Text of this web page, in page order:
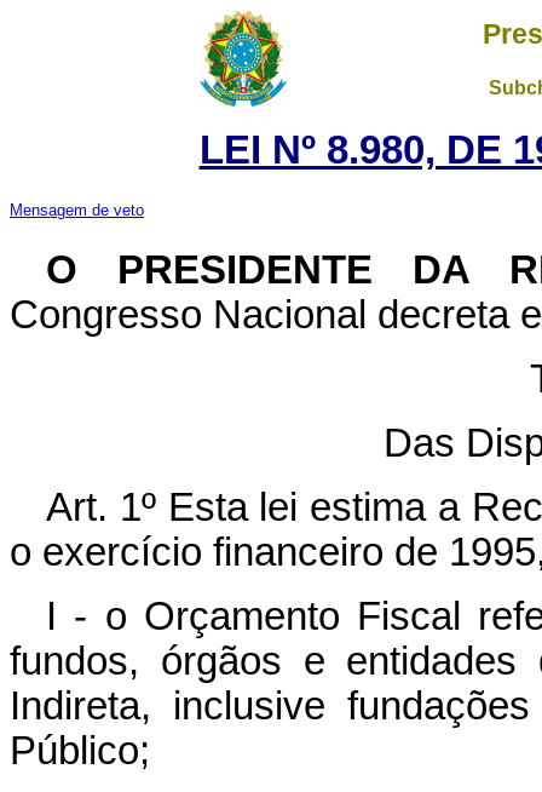
LEI Nº 8.980, DE
Mensagem de veto
O PRESIDENTE DA
Congresso Nacional decreta
Das
Art. 1º Esta lei estima a
o exercício financeiro de
I - o Orçamento Fiscal
fundos, órgãos e entidades
Indireta, inclusive
Público;